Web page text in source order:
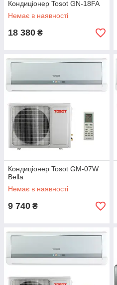
Кондиціонер Tosot GN-18FA
Немає в наявності
18 380 ₴
Кондиціонер Tosot GM-07W
Bella
Немає в наявності
9 740 ₴